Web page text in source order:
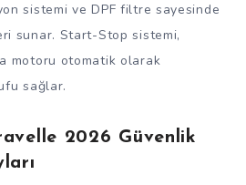
sistemi ve DPF filtre sayesinde
sunar. Start-Stop sistemi,
motoru otomatik olarak
sağlar.
2026 Güvenlik